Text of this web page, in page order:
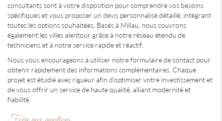
consultants sont à votre disposition pour comprendre vos besoins
spécifiques et vous proposer un devis personnalisé détaillé, intégrant
toutes les options souhaitées. Basés à Millau, nous couvrons
également les villes alentour grâce à notre réseau étendu de
techniciens et à notre service rapide et réactif.
Nous vous encourageons à utiliser notre formulaire de contact pour
obtenir rapidement des informations complémentaires. Chaque
projet est étudié avec rigueur afin d'optimiser votre investissement et
de vous offrir un service de haute qualité, alliant modernité et
fiabilité.